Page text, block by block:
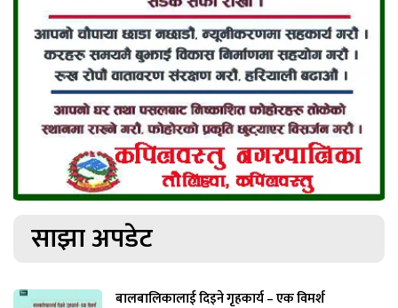
साझा अपडेट
बालबालिकालाई दिइने गृहकार्य – एक विमर्श